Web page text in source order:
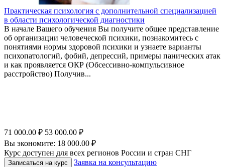
Практическая психология с дополнительной специализацией
в области психологической диагностики
В начале Вашего обучения Вы получите общее представление
об организации человеческой психики, познакомитесь с
понятиями нормы здоровой психики и узнаете варианты
психопатологий, фобий, депрессий, примеры панических атак
и как проявляется ОКР (Обсессивно-компульсивное
расстройство) Получив...
71 000.00 ₽ 53 000.00 ₽
Вы экономите: 18 000.00 ₽
Курс доступен для всех регионов России и стран СНГ
Записаться на курс
Заявка на консультацию